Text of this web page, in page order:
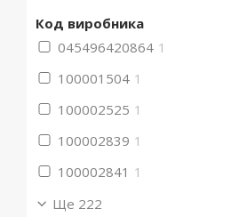
Код виробника
045496420864 1
100001504 1
100002525 1
100002839 1
100002841 1
Ще 222